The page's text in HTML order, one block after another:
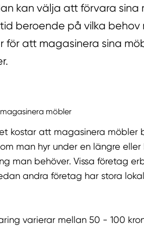
kan välja att förvara
beroende på vilka behov
för att magasinera sina
möbler
kostar att magasinera möbler
man hyr under en längre
man behöver. Vissa företag
andra företag har stora
varierar mellan 50 - 100